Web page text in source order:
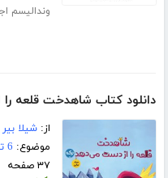
وندالیسم
دانلود کتاب شاهدخت قلعه
از:شیلا بیر
موضوع: 6 تا 8 سال
۳۷ صفحه